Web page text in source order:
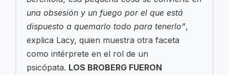
una obsesión y un fuego por el que está
dispuesto a quemarlo todo para tenerlo”,
explica Lacy, quien muestra otra faceta
como intérprete en el rol de un
psicópata. LOS BROBERG FUERON